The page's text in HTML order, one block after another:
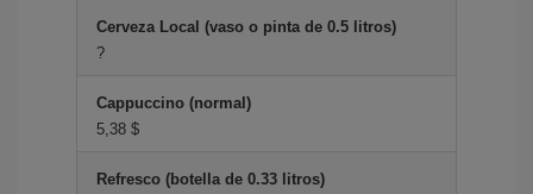
Cerveza Local (vaso o pinta de 0.5 litros)
?
Cappuccino (normal)
5,38 $
Refresco (botella de 0.33 litros)